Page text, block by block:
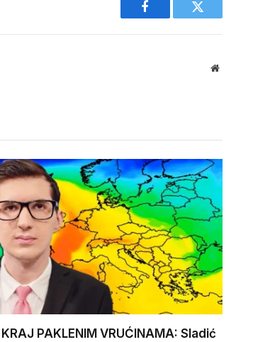
Facebook Twitter
Website
PAKLENIM VRUĆINAMA: Sladić